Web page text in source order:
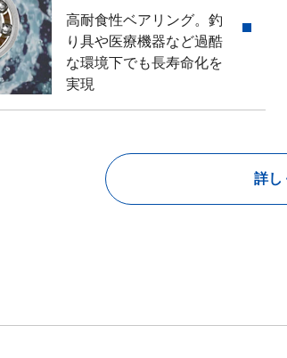
高耐食性ベアリング。釣
り具や医療機器など過酷
な環境下でも長寿命化を
実現
詳し